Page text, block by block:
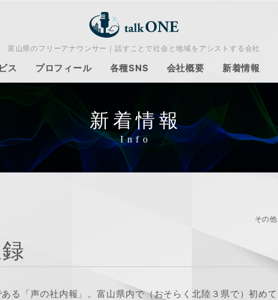
富山県のフリーアナウンサー｜話すことで社会と地域をアシストする会社
ス プロフィール 各種SNS 会社概要 新着情報
新着情報
その他
る「声の社内報」。富山県内で（おそらく北陸３県で）初めて